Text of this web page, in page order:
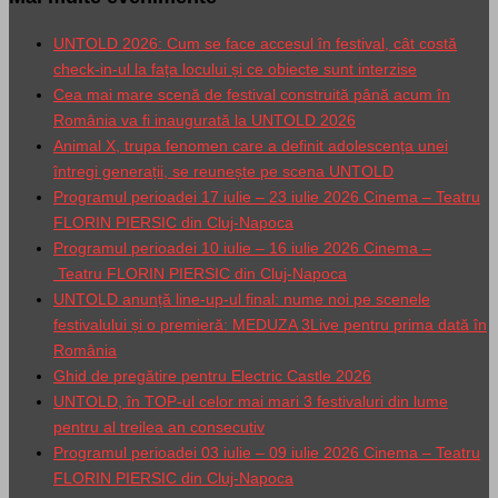
UNTOLD 2026: Cum se face accesul în festival, cât costă
check-in-ul la fața locului și ce obiecte sunt interzise
Cea mai mare scenă de festival construită până acum în
România va fi inaugurată la UNTOLD 2026
Animal X, trupa fenomen care a definit adolescența unei
întregi generații, se reunește pe scena UNTOLD
Programul perioadei 17 iulie – 23 iulie 2026 Cinema – Teatru
FLORIN PIERSIC din Cluj-Napoca
Programul perioadei 10 iulie – 16 iulie 2026 Cinema –
Teatru FLORIN PIERSIC din Cluj-Napoca
UNTOLD anunță line-up-ul final: nume noi pe scenele
festivalului și o premieră: MEDUZA 3Live pentru prima dată în
România
Ghid de pregătire pentru Electric Castle 2026
UNTOLD, în TOP-ul celor mai mari 3 festivaluri din lume
pentru al treilea an consecutiv
Programul perioadei 03 iulie – 09 iulie 2026 Cinema – Teatru
FLORIN PIERSIC din Cluj-Napoca